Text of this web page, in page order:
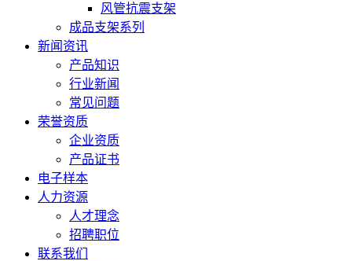
风管抗震支架
成品支架系列
新闻资讯
产品知识
行业新闻
常见问题
荣誉资质
企业资质
产品证书
电子样本
人力资源
人才理念
招聘职位
联系我们